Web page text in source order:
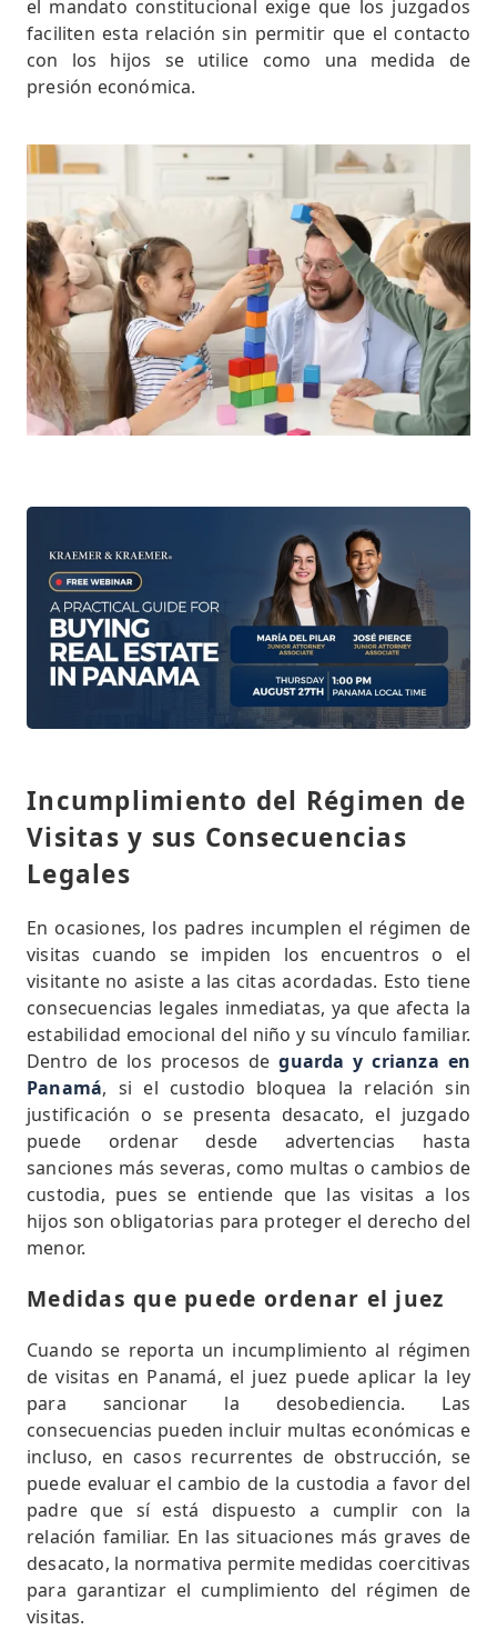
el mandato constitucional exige que los juzgados
faciliten esta relación sin permitir que el contacto
con los hijos se utilice como una medida de
presión económica.
Incumplimiento del Régimen de
Visitas y sus Consecuencias
Legales
En ocasiones, los padres incumplen el régimen de
visitas cuando se impiden los encuentros o el
visitante no asiste a las citas acordadas. Esto tiene
consecuencias legales inmediatas, ya que afecta la
estabilidad emocional del niño y su vínculo familiar.
Dentro de los procesos deguarda y crianza en
Panamá, si el custodio bloquea la relación sin
justificación o se presenta desacato, el juzgado
puede ordenar desde advertencias hasta
sanciones más severas, como multas o cambios de
custodia, pues se entiende que las visitas a los
hijos son obligatorias para proteger el derecho del
menor.
Medidas que puede ordenar el juez
Cuando se reporta un incumplimiento al régimen
de visitas en Panamá, el juez puede aplicar la ley
para sancionar la desobediencia. Las
consecuencias pueden incluir multas económicas e
incluso, en casos recurrentes de obstrucción, se
puede evaluar el cambio de la custodia a favor del
padre que sí está dispuesto a cumplir con la
relación familiar. En las situaciones más graves de
desacato, la normativa permite medidas coercitivas
para garantizar el cumplimiento del régimen de
visitas.